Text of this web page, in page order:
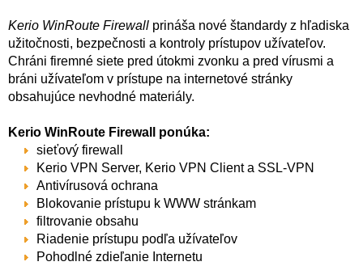
Kerio WinRoute Firewall prináša nové štandardy z hľadiska
užitočnosti, bezpečnosti a kontroly prístupov užívateľov.
Chráni firemné siete pred útokmi zvonku a pred vírusmi a
bráni užívateľom v prístupe na internetové stránky
obsahujúce nevhodné materiály.
Kerio WinRoute Firewall ponúka:
sieťový firewall
Kerio VPN Server, Kerio VPN Client a SSL-VPN
Antivírusová ochrana
Blokovanie prístupu k WWW stránkam
filtrovanie obsahu
Riadenie prístupu podľa užívateľov
Pohodlné zdieľanie Internetu